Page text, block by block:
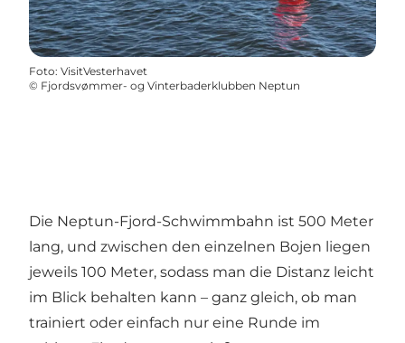
Foto: VisitVesterhavet
© Fjordsvømmer- og Vinterbaderklubben Neptun
Die Neptun-Fjord-Schwimmbahn ist 500 Meter
lang, und zwischen den einzelnen Bojen liegen
jeweils 100 Meter, sodass man die Distanz leicht
im Blick behalten kann – ganz gleich, ob man
trainiert oder einfach nur eine Runde im